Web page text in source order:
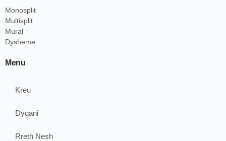
Monosplit
Multisplit
Mural
Dysheme
Menu
Kreu
Dyqani
Rreth Nesh